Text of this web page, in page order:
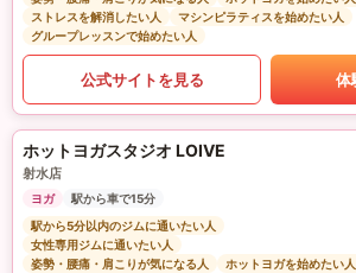
ストレスを解消したい人
マシンピラティスを始めたい人
グループレッスンで始めたい人
公式サイトを見る 体
ホットヨガスタジオ LOIVE
射水店
ヨガ
駅から車で15分
駅から5分以内のジムに通いたい人
女性専用ジムに通いたい人
姿勢・腰痛・肩こりが気になる人
ホットヨガを始めたい人